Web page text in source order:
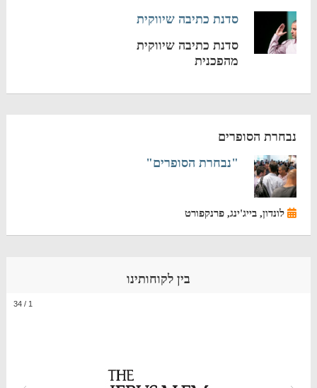
סדנת כתיבה שיווקית
סדנת כתיבה שיווקית
מהפכנית
נבחרת הסופרים
"נבחרת הסופרים"
לונדון, בייג'ינג, פרנקפורט
בין לקוחותינו
1
/
34